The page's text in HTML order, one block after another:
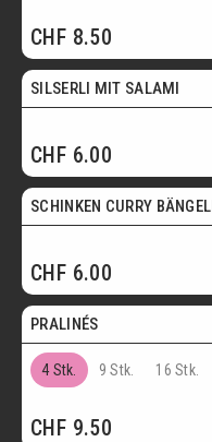
MAIKÄFER
SALZIGE KÖSTLICHKEITEN
SILSERLI
BELEGTE BRÖTCHEN
BACKWAREN
CHF 8.50
SILSERLI MIT SALAMI
CHF 6.00
SCHINKEN CURRY
CHF 6.00
Postversand
PRALINÉS
4 Stk. 9 Stk. 16 Stk.
CHF 9.50